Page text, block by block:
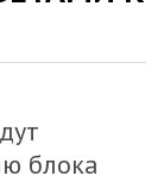
блока